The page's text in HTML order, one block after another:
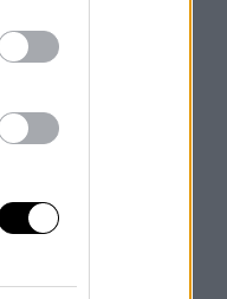
varit? Jag
Vår plan